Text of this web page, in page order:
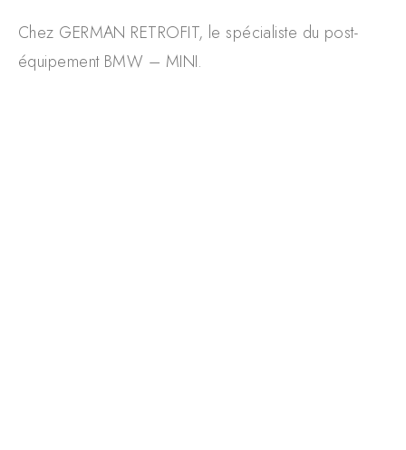
Chez GERMAN RETROFIT, le spécialiste du post-
équipement BMW – MINI.